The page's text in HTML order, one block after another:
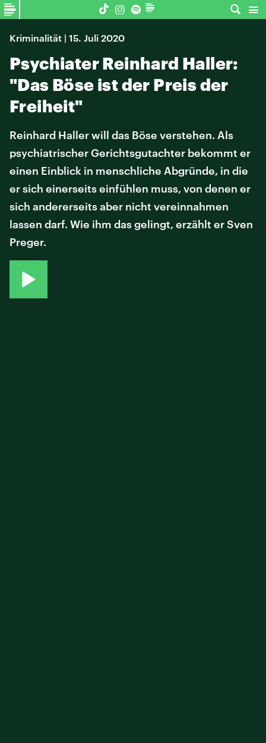
Kriminalität | 15. Juli 2020
Psychiater Reinhard Haller:
"Das Böse ist der Preis der
Freiheit"
Reinhard Haller will das Böse verstehen. Als
psychiatrischer Gerichtsgutachter bekommt er
einen Einblick in menschliche Abgründe, in die
er sich einerseits einfühlen muss, von denen er
sich andererseits aber nicht vereinnahmen
lassen darf. Wie ihm das gelingt, erzählt er Sven
Preger.